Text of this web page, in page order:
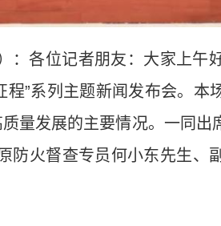
：各位记者朋友：大家上午
程”系列主题新闻发布会。本
量发展的主要情况。一同
火督查专员何小东先生、